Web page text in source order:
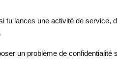
tu lances une activité de service,
un problème de confidentialité